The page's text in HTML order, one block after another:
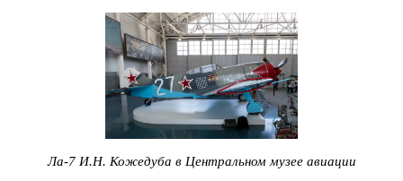
Ла-7 И.Н. Кожедуба в Центральном музее авиации